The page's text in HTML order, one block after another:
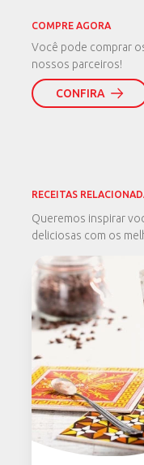
COMPRE AGORA
Você pode comprar
nossos parceiros!
CONFIRA
RECEITAS
Queremos inspirar
deliciosas com os